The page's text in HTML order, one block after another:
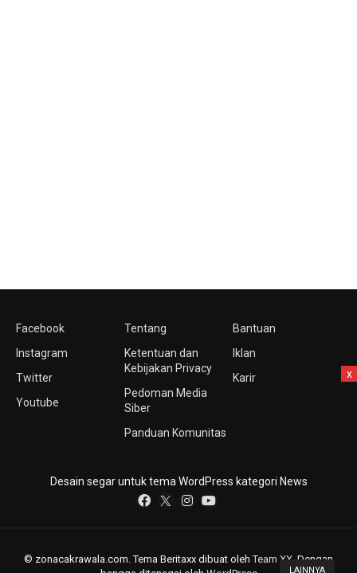
LAINNYA
Facebook
Instagram
Twitter
Youtube
Tentang
Ketentuan dan
Kebijakan Privacy
Pedoman Media
Siber
Panduan Komunitas
Bantuan
Iklan
Karir
Desain segar untuk tema WordPress kategori News
© zonacakrawala.com. Tema Beritaxx dibuat olehTeam XX . Dengan
x